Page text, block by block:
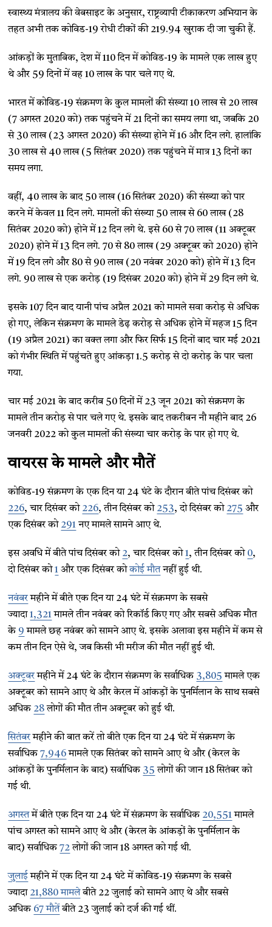
स्वास्थ्य मंत्रालय की वेबसाइट के अनुसार, राष्ट्रव्यापी टीकाकरण अभियान के
तहत अभी तक कोविड-19 रोधी टीकों की 219.94 खुराक दी जा चुकी हैं.
आंकड़ों के मुताबिक, देश में 110 दिन में कोविड-19 के मामले एक लाख हुए
थे और 59 दिनों में वह 10 लाख के पार चले गए थे.
भारत में कोविड-19 संक्रमण के कुल मामलों की संख्या 10 लाख से 20 लाख
(7 अगस्त 2020 को) तक पहुंचने में 21 दिनों का समय लगा था, जबकि 20
से 30 लाख (23 अगस्त 2020) की संख्या होने में 16 और दिन लगे. हालांकि
30 लाख से 40 लाख (5 सितंबर 2020) तक पहुंचने में मात्र 13 दिनों का
समय लगा.
वहीं, 40 लाख के बाद 50 लाख (16 सितंबर 2020) की संख्या को पार
करने में केवल 11 दिन लगे. मामलों की संख्या 50 लाख से 60 लाख (28
सितंबर 2020 को) होने में 12 दिन लगे थे. इसे 60 से 70 लाख (11 अक्टूबर
2020) होने में 13 दिन लगे. 70 से 80 लाख (29 अक्टूबर को 2020) होने
में 19 दिन लगे और 80 से 90 लाख (20 नवंबर 2020 को) होने में 13 दिन
लगे. 90 लाख से एक करोड़ (19 दिसंबर 2020 को) होने में 29 दिन लगे थे.
इसके 107 दिन बाद यानी पांच अप्रैल 2021 को मामले सवा करोड़ से अधिक
हो गए, लेकिन संक्रमण के मामले डेढ़ करोड़ से अधिक होने में महज 15 दिन
(19 अप्रैल 2021) का वक्त लगा और फिर सिर्फ 15 दिनों बाद चार मई 2021
को गंभीर स्थिति में पहुंचते हुए आंकड़ा 1.5 करोड़ से दो करोड़ के पार चला
गया.
चार मई 2021 के बाद करीब 50 दिनों में 23 जून 2021 को संक्रमण के
मामले तीन करोड़ से पार चले गए थे. इसके बाद तकरीबन नौ महीने बाद 26
जनवरी 2022 को कुल मामलों की संख्या चार करोड़ के पार हो गए थे.
वायरस के मामले और मौतें
कोविड-19 संक्रमण के एक दिन या 24 घंटे के दौरान बीते पांच दिसंबर को
226, चार दिसंबर को 226, तीन दिसंबर को 253, दो दिसंबर को 275 और
एक दिसंबर को 291 नए मामले सामने आए थे.
इस अवधि में बीते पांच दिसंबर को 2, चार दिसंबर को1, तीन दिसंबर को 0,
दो दिसंबर को1 और एक दिसंबर कोकोई मौतनहीं हुई थी.
नवंबरमहीने में बीते एक दिन या 24 घंटे में संक्रमण के सबसे
ज्यादा1,321मामले तीन नवंबर को रिकॉर्ड किए गए और सबसे अधिक मौत
के 9 मामले छह नवंबर को सामने आए थे. इसके अलावा इस महीने में कम से
कम तीन दिन ऐसे थे, जब किसी भी मरीज की मौत नहीं हुई थी.
अक्टूबरमहीने में 24 घंटे के दौरान संक्रमण के सर्वाधिक 3,805 मामले एक
अक्टूबर को सामने आए थे और केरल में आंकड़ों के पुनर्मिलान के साथ सबसे
अधिक 28लोगों की मौत तीन अक्टूबर को हुई थी.
सितंबरमहीने की बात करें तो बीते एक दिन या 24 घंटे में संक्रमण के
सर्वाधिक7,946मामले एक सितंबर को सामने आए थे और (केरल के
आंकड़ों के पुनर्मिलान के बाद) सर्वाधिक 35 लोगों की जान 18 सितंबर को
गई थी.
अगस्तमें बीते एक दिन या 24 घंटे में संक्रमण के सर्वाधिक 20,551मामले
पांच अगस्त को सामने आए थे और (केरल के आंकड़ों के पुनर्मिलान के
बाद) सर्वाधिक72लोगों की जान 18 अगस्त को गई थी.
जुलाईमहीने में एक दिन या 24 घंटे में कोविड-19 संक्रमण के सबसे
ज्यादा 21,880 मामलेबीते 22 जुलाई को सामने आए थे और सबसे
अधिक 67 मौतेंबीते 23 जुलाई को दर्ज की गई थीं.